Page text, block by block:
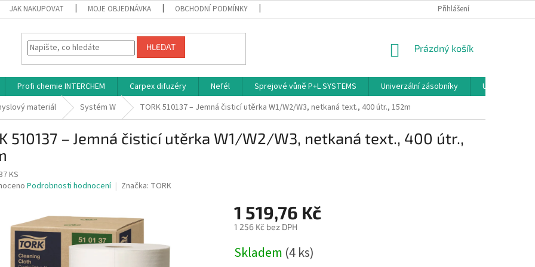
JAK NAKUPOVAT MOJE OBJEDNÁVKA OBCHODNÍ PODMÍNKY Přihlášení
HLEDAT
NÁKUPNÍ
Prázdný košík
Profi chemie INTERCHEM Carpex difuzéry Nefél Sprejové vůně P+L SYSTEMS Univerzální zásobníky
Univerzální
materiál Systém W TORK 510137 – Jemná čisticí utěrka W1/W2/W3, netkaná text., 400 útr., 152m
510137 – Jemná čisticí utěrka W1/W2/W3, netkaná text., 400 útr.,
KS
Podrobnosti hodnocení Značka: TORK
1 519,76 Kč
1 256 Kč bez DPH
cena:
Skladem (4 ks)